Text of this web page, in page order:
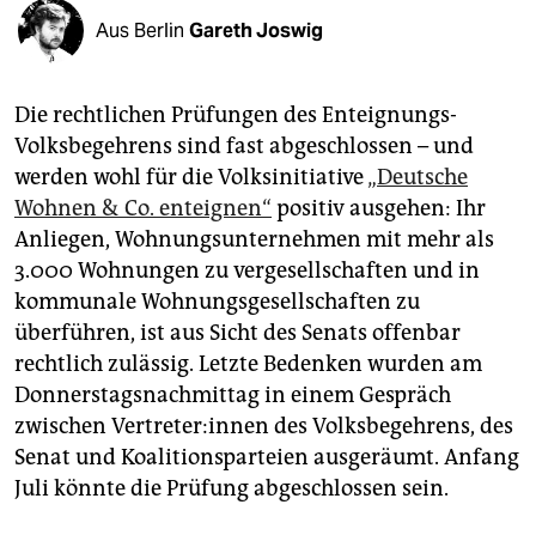
shop
fragen & hilfe
unterstützen
abo
genossenschaft
epaper login
Aus Berlin Gareth Joswig
Die rechtlichen Prüfungen des Enteignungs-
Volksbegehrens sind fast abgeschlossen – und
werden wohl für die Volksinitiative„Deutsche
Wohnen & Co. enteignen“ positiv ausgehen: Ihr
Anliegen, Wohnungsunternehmen mit mehr als
3.000 Wohnungen zu vergesellschaften und in
kommunale Wohnungsgesellschaften zu
überführen, ist aus Sicht des Senats offenbar
rechtlich zulässig. Letzte Bedenken wurden am
Donnerstagsnachmittag in einem Gespräch
zwischen Vertreter:innen des Volksbegehrens, des
Senat und Koalitionsparteien ausgeräumt. Anfang
Juli könnte die Prüfung abgeschlossen sein.